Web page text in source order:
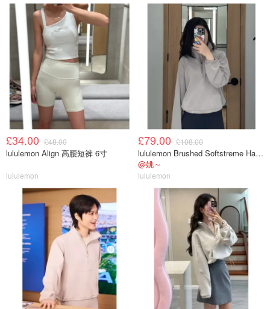
£34.00 £48.00
lululemon Align 高腰短裤 6寸
lululemon
£79.00 £108.00
lululemon Brushed Softstreme Half Zip 半拉链上衣
@姚～
lululemon